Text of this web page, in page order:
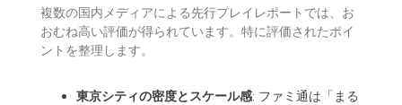
複数の国内メディアによる先行プレイレポートでは、お
おむね高い評価が得られています。特に評価されたポイ
ントを整理します。
東京シティの密度とスケール感: ファミ通は「まる